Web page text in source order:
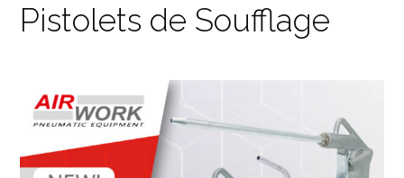
Pistolets de Soufflage